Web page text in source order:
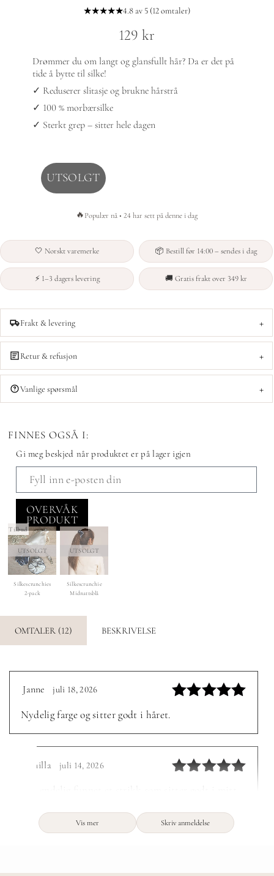
★★★★★4.8 av 5 (12 omtaler)
129 kr
Drømmer du om langt og glansfullt hår? Da er det på
tide å bytte til silke!
✓ Reduserer slitasje og brukne hårstrå
✓ 100 % morbærsilke
✓ Sterkt grep – sitter hele dagen
UTSOLGT
🔥Populær nå • 24 har sett på denne i dag
🤍 Norskt varemerke 📦 Bestill før 14:00 – sendes i dag
⚡ 1–3 dagers levering 🚚 Gratis frakt over 349 kr
Frakt & levering +
Retur & refusjon +
Vanlige spørsmål +
FINNES OGSÅ I:
Gi meg beskjed når produktet er på lager igjen
OVERVÅK
PRODUKT
Tilbud
UTSOLGT
Silkescrunchies
2-pack
UTSOLGT
Silkescrunchie
Midnattsblå
OMTALER (12) BESKRIVELSE
Janne juli 18, 2026
Nydelig farge og sitter godt i håret.
camilla juli 14, 2026
Vis mer Skriv anmeldelse